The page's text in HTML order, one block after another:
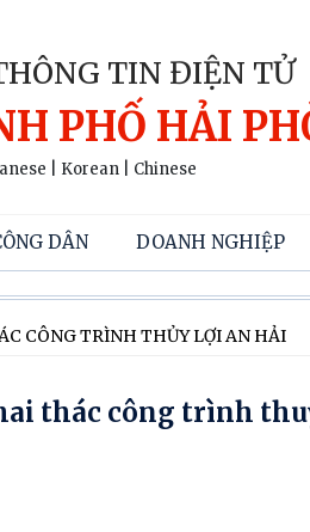
TIN ĐIỆN TỬ
PHỐ HẢI
Korean Chinese
DÂN DOANH NGHIỆP
CÔNG TRÌNH THỦY LỢI AN HẢI
thác công trình